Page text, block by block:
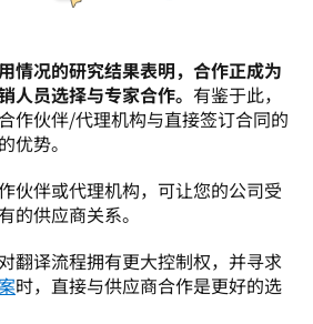
情况的研究结果表明，合作正成为
人员选择与专家合作。 有鉴于此，
作伙伴/代理机构与直接签订合同的
优势。
伙伴或代理机构，可让您的公司受
的供应商关系。
翻译流程拥有更大控制权，并寻求
时，直接与供应商合作是更好的选